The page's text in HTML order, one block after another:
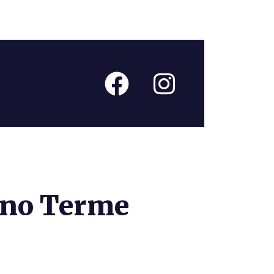
Terme